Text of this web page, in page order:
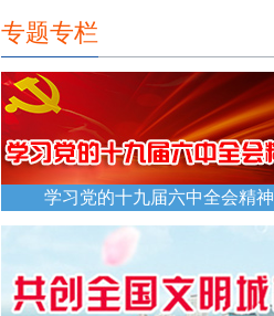
专题专栏
学习党的十九届六中全会精神